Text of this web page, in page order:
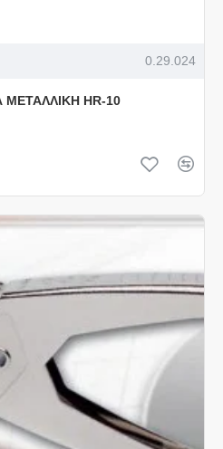
0.29.024
ΜΕΤΑΛΛΙΚΗ ΗR-10